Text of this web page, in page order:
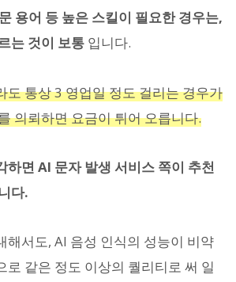
용어 등 높은 스킬이 필요한 경우는,
는 것이 보통 입니다.
도 통상 3 영업일 정도 걸리는 경우가
의뢰하면 요금이 튀어 오릅니다.
하면 AI 문자 발생 서비스 쪽이 추천
다.
해서도, AI 음성 인식의 성능이 비약
로 같은 정도 이상의 퀄리티로 써 일